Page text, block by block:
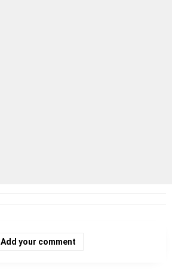
Add your comment